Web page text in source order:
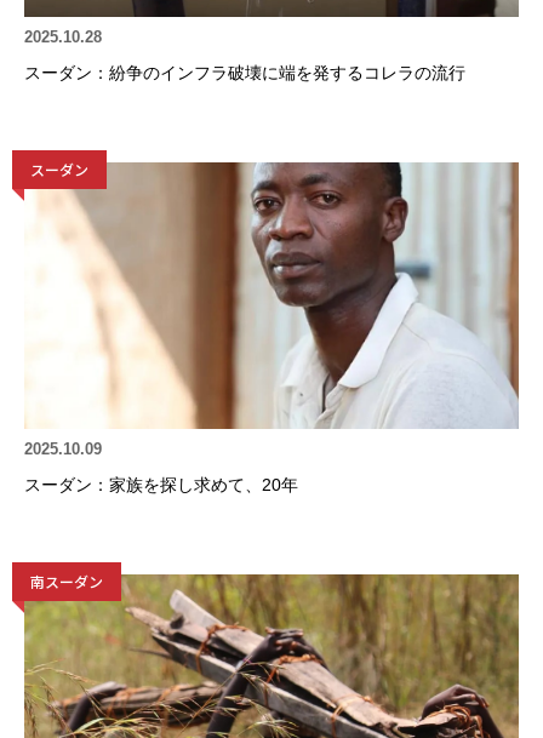
2025.10.28
スーダン：紛争のインフラ破壊に端を発するコレラの流行
スーダン
2025.10.09
スーダン：家族を探し求めて、20年
南スーダン